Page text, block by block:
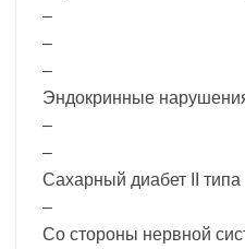
–
–
–
Эндокринные
–
–
Сахарный диабет II типа
–
Со стороны нервной